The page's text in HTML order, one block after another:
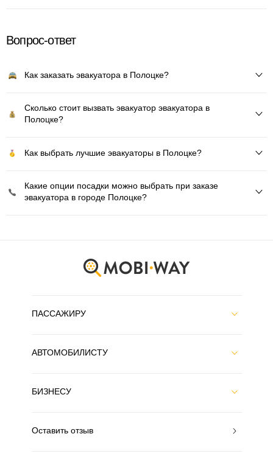
Вопрос-ответ
Как заказать эвакуатора в Полоцке?
Сколько стоит вызвать эвакуатор эвакуатора в
Полоцке?
Как выбрать лучшие эвакуаторы в Полоцке?
Какие опции посадки можно выбрать при заказе
эвакуатора в городе Полоцке?
ПАССАЖИРУ
АВТОМОБИЛИСТУ
БИЗНЕСУ
Оставить отзыв